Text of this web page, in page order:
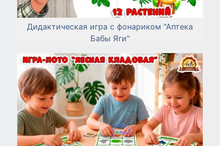
Дидактическая игра с фонариком "Аптека
Бабы Яги"